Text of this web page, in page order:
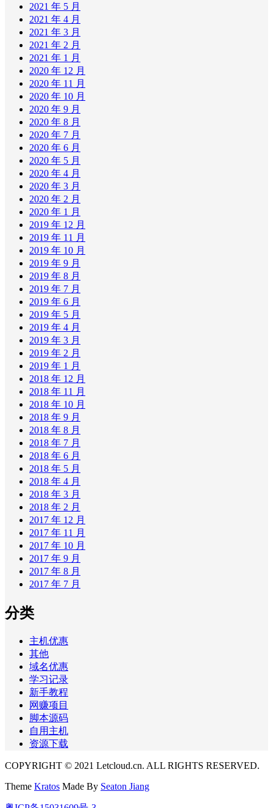
2021 年 5 月
2021 年 4 月
2021 年 3 月
2021 年 2 月
2021 年 1 月
2020 年 12 月
2020 年 11 月
2020 年 10 月
2020 年 9 月
2020 年 8 月
2020 年 7 月
2020 年 6 月
2020 年 5 月
2020 年 4 月
2020 年 3 月
2020 年 2 月
2020 年 1 月
2019 年 12 月
2019 年 11 月
2019 年 10 月
2019 年 9 月
2019 年 8 月
2019 年 7 月
2019 年 6 月
2019 年 5 月
2019 年 4 月
2019 年 3 月
2019 年 2 月
2019 年 1 月
2018 年 12 月
2018 年 11 月
2018 年 10 月
2018 年 9 月
2018 年 8 月
2018 年 7 月
2018 年 6 月
2018 年 5 月
2018 年 4 月
2018 年 3 月
2018 年 2 月
2017 年 12 月
2017 年 11 月
2017 年 10 月
2017 年 9 月
2017 年 8 月
2017 年 7 月
分类
主机优惠
其他
域名优惠
学习记录
新手教程
网赚项目
脚本源码
自用主机
资源下载
COPYRIGHT © 2021 Letcloud.cn. ALL RIGHTS RESERVED.
Theme Kratos Made By Seaton Jiang